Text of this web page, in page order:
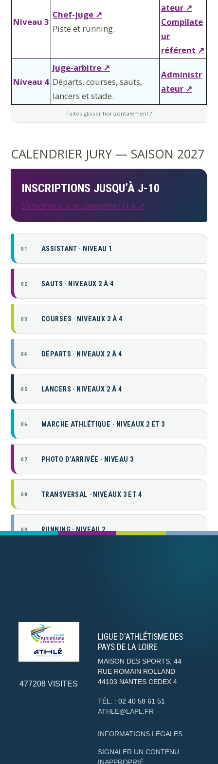
Niveau 3
Chef-juge ↗
Piste et running.
ateur ↗
Compilate
ur
référent ↗
Niveau 4
Juge-arbitre ↗
Départs, courses, sauts,
lancers et stade.
Administr
ateur ↗
CALENDRIER JURY — SAISON 2027
INSCRIPTIONS JUSQU’À J-10
S’inscrire sur le calendrier FFA ↗
01 ASSISTANT · NIVEAU 1
02 SAUTS · NIVEAUX 2 À 4
03 COURSES · NIVEAUX 2 À 4
04 DÉPARTS · NIVEAUX 2 À 4
05 LANCERS · NIVEAUX 2 À 4
06 MARCHE ATHLÉTIQUE · NIVEAUX 2 ET 3
07 PHOTO D’ARRIVÉE · NIVEAU 3
08 TRANSVERSAL · NIVEAUX 3 ET 4
09 RUNNING · NIVEAU 2
477208 VISITES
LIGUE D'ATHLÉTISME DES
PAYS DE LA LOIRE
MAISON DES SPORTS, 44
RUE ROMAIN ROLLAND
44103 NANTES CEDEX 4
TÉL. : 02 40 58 61 51
ATHLE@LAPL.FR
INFORMATIONS LÉGALES
SIGNALER UN CONTENU
INAPPROPRIÉ